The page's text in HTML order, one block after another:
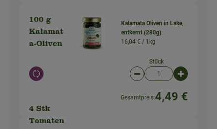
100 g
Kalamat
a-Oliven
Auswahl ändern
Kalamata Oliven in Lake,
entkernt (280g)
16,04 € / 1kg
Stück
Artikelanzahl
Gesamtpreis:4,49 €
4 Stk
Tomaten